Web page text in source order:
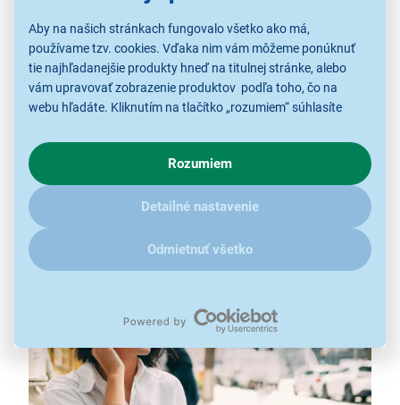
Aby na našich stránkach fungovalo všetko ako má,
používame tzv. cookies. Vďaka nim vám môžeme ponúknuť
tie najhľadanejšie produkty hneď na titulnej stránke, alebo
vám upravovať zobrazenie produktov podľa toho, čo na
webu hľadáte. Kliknutím na tlačítko „rozumiem“ súhlasíte
o chovaní na webe pre zobrazovaní cielených reklám.
V prípade že vás zaujímajú detaily, ako u nás s cookies a
ďalšími údaji pracujeme, kliknitesem.
Rozumiem
Detailné nastavenie
Odmietnuť všetko
Bezdrôtová slúchadlá Xiaomi Redmi Buds
aplikácia Xiaomi Earbuds